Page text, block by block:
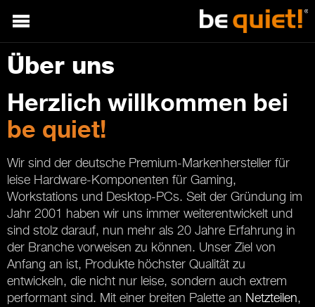
Über uns
Herzlich willkommen bei
be quiet!
Wir sind der deutsche Premium-Markenhersteller für
leise Hardware-Komponenten für Gaming,
Workstations und Desktop-PCs. Seit der Gründung im
Jahr 2001 haben wir uns immer weiterentwickelt und
sind stolz darauf, nun mehr als 20 Jahre Erfahrung in
der Branche vorweisen zu können. Unser Ziel von
Anfang an ist, Produkte höchster Qualität zu
entwickeln, die nicht nur leise, sondern auch extrem
performant sind. Mit einer breiten Palette an Netzteilen,